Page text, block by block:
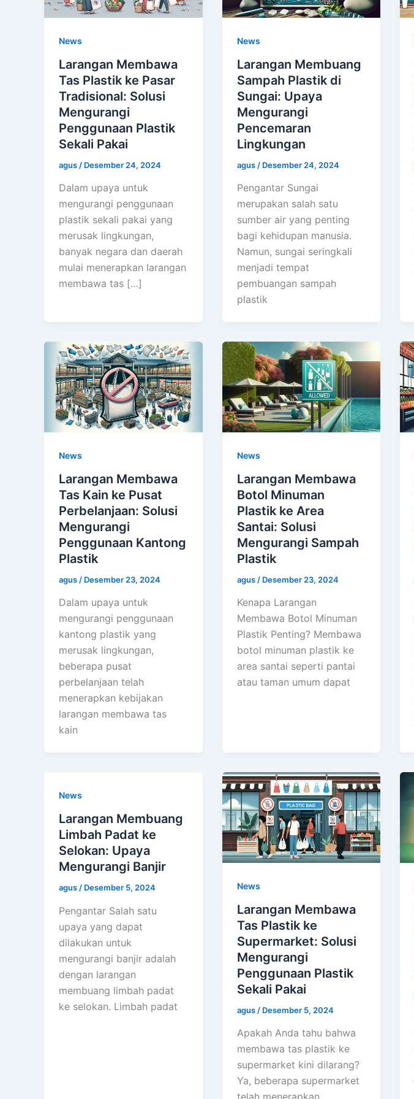
News
Larangan Membawa
Tas Plastik ke Pasar
Tradisional: Solusi
Mengurangi
Penggunaan Plastik
Sekali Pakai
agus / Desember 24, 2024
Dalam upaya untuk
mengurangi penggunaan
plastik sekali pakai yang
merusak lingkungan,
banyak negara dan daerah
mulai menerapkan larangan
membawa tas […]
News
Larangan Membuang
Sampah Plastik di
Sungai: Upaya
Mengurangi
Pencemaran
Lingkungan
agus / Desember 24, 2024
Pengantar Sungai
merupakan salah satu
sumber air yang penting
bagi kehidupan manusia.
Namun, sungai seringkali
menjadi tempat
pembuangan sampah
plastik
News
Larangan Membawa
Tas Kain ke Pusat
Perbelanjaan: Solusi
Mengurangi
Penggunaan Kantong
Plastik
agus / Desember 23, 2024
Dalam upaya untuk
mengurangi penggunaan
kantong plastik yang
merusak lingkungan,
beberapa pusat
perbelanjaan telah
menerapkan kebijakan
larangan membawa tas
kain
News
Larangan Membawa
Botol Minuman
Plastik ke Area
Santai: Solusi
Mengurangi Sampah
Plastik
agus / Desember 23, 2024
Kenapa Larangan
Membawa Botol Minuman
Plastik Penting? Membawa
botol minuman plastik ke
area santai seperti pantai
atau taman umum dapat
News
Larangan Membuang
Limbah Padat ke
Selokan: Upaya
Mengurangi Banjir
agus / Desember 5, 2024
Pengantar Salah satu
upaya yang dapat
dilakukan untuk
mengurangi banjir adalah
dengan larangan
membuang limbah padat
ke selokan. Limbah padat
News
Larangan Membawa
Tas Plastik ke
Supermarket: Solusi
Mengurangi
Penggunaan Plastik
Sekali Pakai
agus / Desember 5, 2024
Apakah Anda tahu bahwa
membawa tas plastik ke
supermarket kini dilarang?
Ya, beberapa supermarket